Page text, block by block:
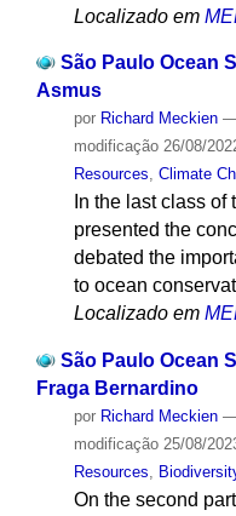
Localizado em
São Paulo Ocean
Asmus
por Richard Meckien
modificação26/08/
Resources, Climate
In the last class
presented the
debated the
to ocean
Localizado em
São Paulo Ocean
Fraga Bernardino
por Richard Meckien
modificação25/08/
Resources,
On the second